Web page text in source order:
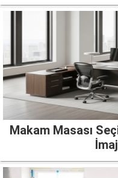
Makam Masası